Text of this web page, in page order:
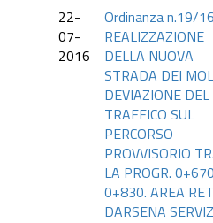
22-
07-
2016
Ordinanza n.19/
REALIZZAZIONE
DELLA NUOVA
STRADA DEI
DEVIAZIONE DEL
TRAFFICO SUL
PERCORSO
PROVVISORIO
LA PROGR.
0+830. AREA
DARSENA